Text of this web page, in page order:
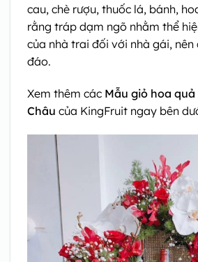
cau, chè rượu, thuốc lá, bánh,
rằng tráp dạm ngõ nhằm thể
của nhà trai đối với nhà gái, nên
đáo.
Xem thêm các Mẫu giỏ hoa
Châu của KingFruit ngay bên